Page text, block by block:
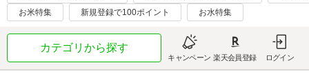
お米特集
新規登録で100ポイント お水特集
カテゴリから探す
キャンペーン 楽天会員登録 ログイン